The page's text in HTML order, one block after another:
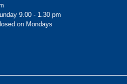
9.00 - 1.30 pm
on Mondays